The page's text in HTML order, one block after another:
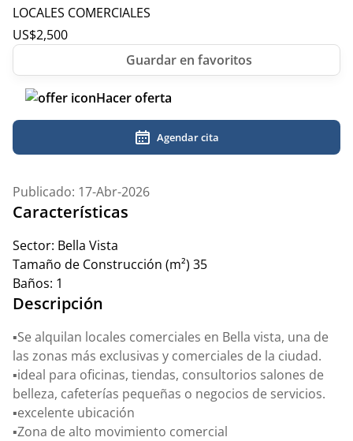
LOCALES COMERCIALES
US$2,500
Hacer oferta
Agendar cita
Publicado: 17-Abr-2026
Características
Sector: Bella Vista
Tamaño de Construcción (m²) 35
Baños: 1
Descripción
▪️Se alquilan locales comerciales en Bella vista, una de
las zonas más exclusivas y comerciales de la ciudad.
▪️ideal para oficinas, tiendas, consultorios salones de
belleza, cafeterías pequeñas o negocios de servicios.
▪️excelente ubicación
▪️Zona de alto movimiento comercial